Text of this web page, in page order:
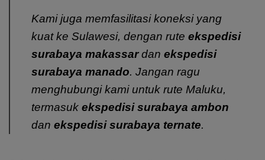
Kami juga memfasilitasi koneksi yang
kuat ke Sulawesi, dengan rute ekspedisi
surabaya makassardan ekspedisi
surabaya manado. Jangan ragu
menghubungi kami untuk rute Maluku,
termasuk ekspedisi surabaya ambon
dan ekspedisi surabaya ternate.